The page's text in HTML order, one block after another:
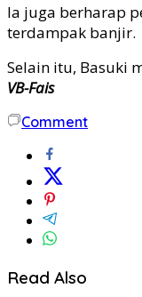
Ia juga berharap
terdampak banjir.
Selain itu, Basuki
VB-Fais
Comment
Read Also